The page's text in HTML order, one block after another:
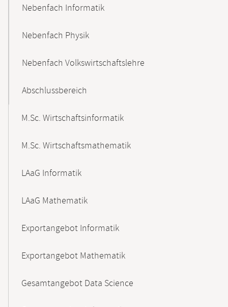
Nebenfach Informatik
Nebenfach Physik
Nebenfach Volkswirtschaftslehre
Abschlussbereich
M.Sc. Wirtschaftsinformatik
M.Sc. Wirtschaftsmathematik
LAaG Informatik
LAaG Mathematik
Exportangebot Informatik
Exportangebot Mathematik
Gesamtangebot Data Science